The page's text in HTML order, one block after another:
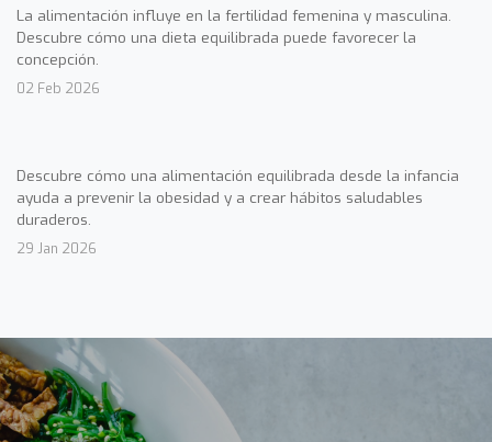
La alimentación influye en la fertilidad femenina y masculina.
Descubre cómo una dieta equilibrada puede favorecer la
concepción.
02 Feb 2026
Descubre cómo una alimentación equilibrada desde la infancia
ayuda a prevenir la obesidad y a crear hábitos saludables
duraderos.
29 Jan 2026